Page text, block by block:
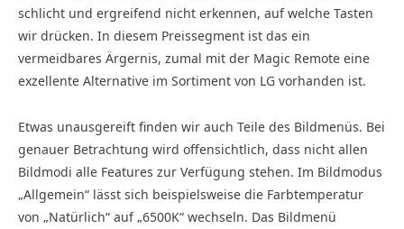
schlicht und ergreifend nicht erkennen, auf welche Tasten
wir drücken. In diesem Preissegment ist das ein
vermeidbares Ärgernis, zumal mit der Magic Remote eine
exzellente Alternative im Sortiment von LG vorhanden ist.
Etwas unausgereift finden wir auch Teile des Bildmenüs. Bei
genauer Betrachtung wird offensichtlich, dass nicht allen
Bildmodi alle Features zur Verfügung stehen. Im Bildmodus
„Allgemein“ lässt sich beispielsweise die Farbtemperatur
von „Natürlich“ auf „6500K“ wechseln. Das Bildmenü